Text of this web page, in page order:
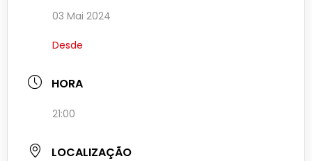
03 Mai 2024
Desde
HORA
21:00
LOCALIZAÇÃO